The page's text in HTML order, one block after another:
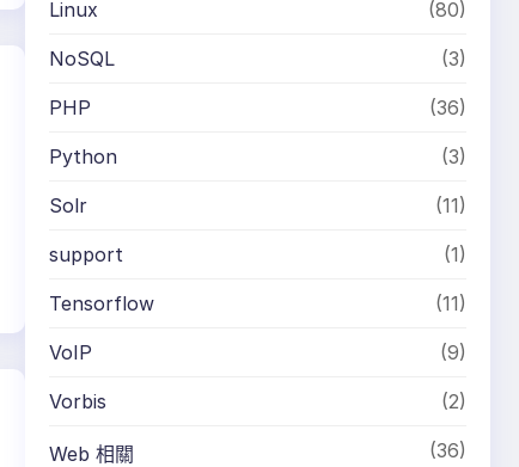
Linux (80)
NoSQL (3)
PHP (36)
Python (3)
Solr (11)
support (1)
Tensorflow (11)
VoIP (9)
Vorbis (2)
Web 相關 (36)